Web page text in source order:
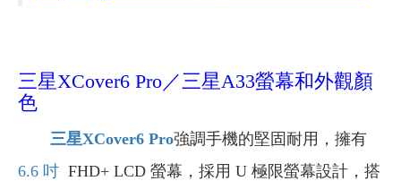
三星XCover6 Pro／三星A33螢幕和外觀顏
色
三星XCover6 Pro強調手機的堅固耐用，擁有
6.6 吋 FHD+ LCD 螢幕，採用 U 極限螢幕設計，搭